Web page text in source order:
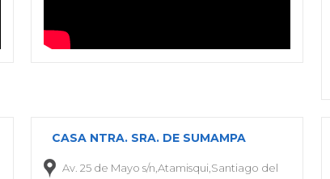
CASA NTRA. SRA. DE SUMAMPA
Av. 25 de Mayo s/n,Atamisqui,Santiago del